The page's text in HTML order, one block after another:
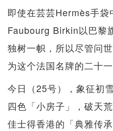
即使在芸芸Hermès手袋
Faubourg Birkin以巴黎
独树一帜，所以尽管问
为这个法国名牌的二十一
今日（25号），象征初
四色「小房子」，破天
佳士得香港的「典雅传